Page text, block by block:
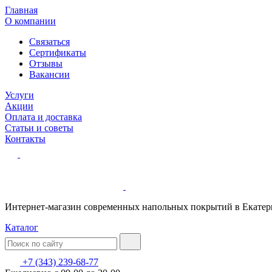
Главная
О компании
Связаться
Сертификаты
Отзывы
Вакансии
Услуги
Акции
Оплата и доставка
Статьи и советы
Контакты
Интернет-магазин современных напольных покрытий в
Каталог
+7 (343) 239-68-77